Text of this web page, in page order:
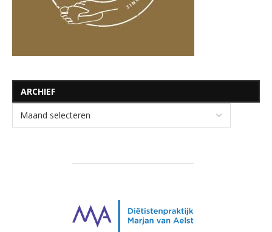
ARCHIEF